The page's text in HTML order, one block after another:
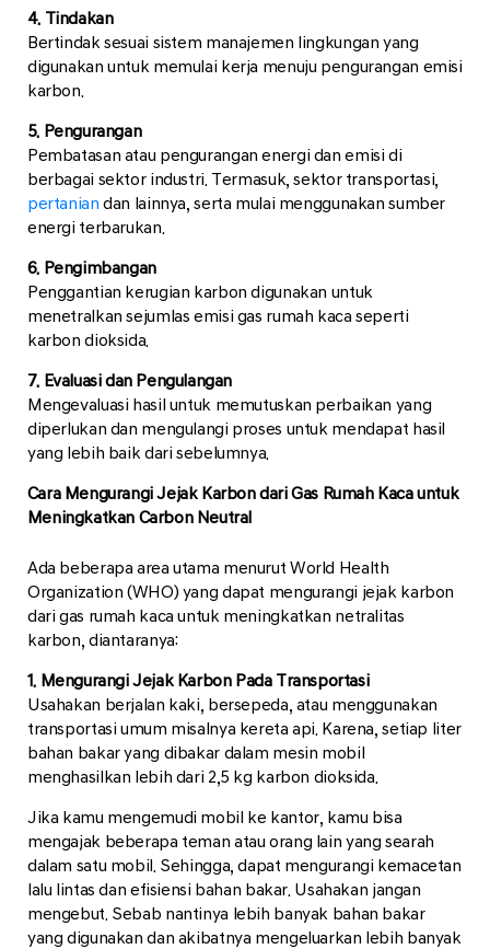
4. Tindakan
Bertindak sesuai sistem manajemen lingkungan yang
digunakan untuk memulai kerja menuju pengurangan emisi
karbon.
5. Pengurangan
Pembatasan atau pengurangan energi dan emisi di
berbagai sektor industri. Termasuk, sektor transportasi,
pertanian dan lainnya, serta mulai menggunakan sumber
energi terbarukan.
6. Pengimbangan
Penggantian kerugian karbon digunakan untuk
menetralkan sejumlas emisi gas rumah kaca seperti
karbon dioksida.
7. Evaluasi dan Pengulangan
Mengevaluasi hasil untuk memutuskan perbaikan yang
diperlukan dan mengulangi proses untuk mendapat hasil
yang lebih baik dari sebelumnya.
Cara Mengurangi Jejak Karbon dari Gas Rumah Kaca untuk
Meningkatkan Carbon Neutral
Ada beberapa area utama menurut World Health
Organization (WHO) yang dapat mengurangi jejak karbon
dari gas rumah kaca untuk meningkatkan netralitas
karbon, diantaranya:
1. Mengurangi Jejak Karbon Pada Transportasi
Usahakan berjalan kaki, bersepeda, atau menggunakan
transportasi umum misalnya kereta api. Karena, setiap liter
bahan bakar yang dibakar dalam mesin mobil
menghasilkan lebih dari 2,5 kg karbon dioksida.
Jika kamu mengemudi mobil ke kantor, kamu bisa
mengajak beberapa teman atau orang lain yang searah
dalam satu mobil. Sehingga, dapat mengurangi kemacetan
lalu lintas dan efisiensi bahan bakar. Usahakan jangan
mengebut. Sebab nantinya lebih banyak bahan bakar
yang digunakan dan akibatnya mengeluarkan lebih banyak